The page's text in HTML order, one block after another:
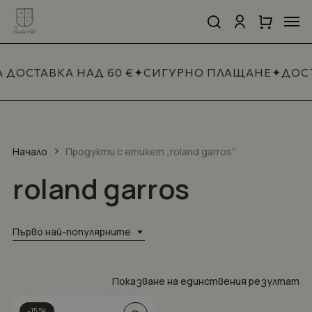
Skip
main
search account
Количка
Cart
ДОСТАВКА НАД 60 €✦СИГУРНО ПЛАЩАНЕ ✦
Начало Продукти с етикет „roland garros“
roland garros
Първо най-популярните
Показване на единствения резултат
This